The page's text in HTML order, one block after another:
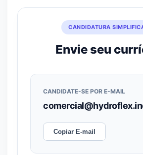
CANDIDATURA
Envie seu
CANDIDATE-SE POR E-MAIL
Copiar E-mail